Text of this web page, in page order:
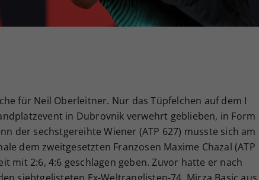
für Neil Oberleitner. Nur das Tüpfelchen auf dem I
in Dubrovnik verwehrt geblieben, in Form
der sechstgereihte Wiener (ATP 627) musste sich am
dem zweitgesetzten Franzosen Maxime Chazal (ATP
mit 2:6, 4:6 geschlagen geben. Zuvor hatte er nach